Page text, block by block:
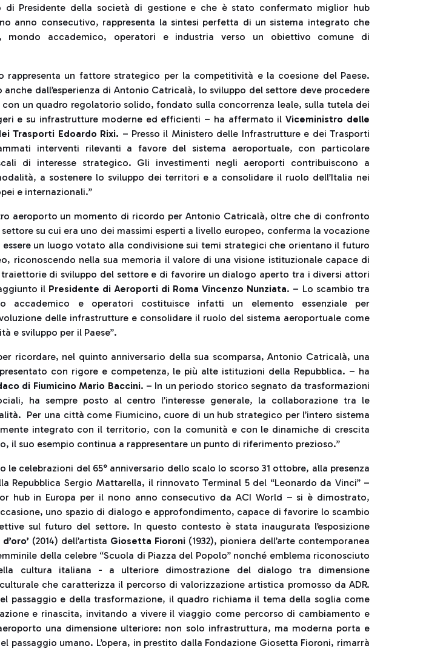
di Presidente della società di gestione e che è stato confermato miglior hub
anno consecutivo, rappresenta la sintesi perfetta di un sistema integrato che
mondo accademico, operatori e industria verso un obiettivo comune di
rappresenta un fattore strategico per la competitività e la coesione del Paese.
anche dall’esperienza di Antonio Catricalà, lo sviluppo del settore deve procedere
un quadro regolatorio solido, fondato sulla concorrenza leale, sulla tutela dei
e su infrastrutture moderne ed efficienti – ha affermato ilViceministro delle
Trasporti Edoardo Rixi. – Presso il Ministero delle Infrastrutture e dei Trasporti
interventi rilevanti a favore del sistema aeroportuale, con particolare
di interesse strategico. Gli investimenti negli aeroporti contribuiscono a
a sostenere lo sviluppo dei territori e a consolidare il ruolo dell’Italia nei
e internazionali.”
aeroporto un momento di ricordo per Antonio Catricalà, oltre che di confronto
su cui era uno dei massimi esperti a livello europeo, conferma la vocazione
essere un luogo votato alla condivisione sui temi strategici che orientano il futuro
riconoscendo nella sua memoria il valore di una visione istituzionale capace di
di sviluppo del settore e di favorire un dialogo aperto tra i diversi attori
il Presidente di Aeroporti di Roma Vincenzo Nunziata. – Lo scambio tra
accademico e operatori costituisce infatti un elemento essenziale per
delle infrastrutture e consolidare il ruolo del sistema aeroportuale come
e sviluppo per il Paese”.
ricordare, nel quinto anniversario della sua scomparsa, Antonio Catricalà, una
con rigore e competenza, le più alte istituzioni della Repubblica. – ha
di Fiumicino Mario Baccini. – In un periodo storico segnato da trasformazioni
ha sempre posto al centro l’interesse generale, la collaborazione tra le
Per una città come Fiumicino, cuore di un hub strategico per l’intero sistema
integrato con il territorio, con la comunità e con le dinamiche di crescita
il suo esempio continua a rappresentare un punto di riferimento prezioso.”
le celebrazioni del 65° anniversario dello scalo lo scorso 31 ottobre, alla presenza
Repubblica Sergio Mattarella, il rinnovato Terminal 5 del “Leonardo da Vinci” –
hub in Europa per il nono anno consecutivo da ACI World – si è dimostrato,
uno spazio di dialogo e approfondimento, capace di favorire lo scambio
sul futuro del settore. In questo contesto è stata inaugurata l’esposizione
(2014) dell’artista Giosetta Fioroni (1932), pioniera dell’arte contemporanea
della celebre “Scuola di Piazza del Popolo” nonché emblema riconosciuto
cultura italiana - a ulteriore dimostrazione del dialogo tra dimensione
che caratterizza il percorso di valorizzazione artistica promosso da ADR.
passaggio e della trasformazione, il quadro richiama il tema della soglia come
e rinascita, invitando a vivere il viaggio come percorso di cambiamento e
una dimensione ulteriore: non solo infrastruttura, ma moderna porta e
passaggio umano. L’opera, in prestito dalla Fondazione Giosetta Fioroni, rimarrà